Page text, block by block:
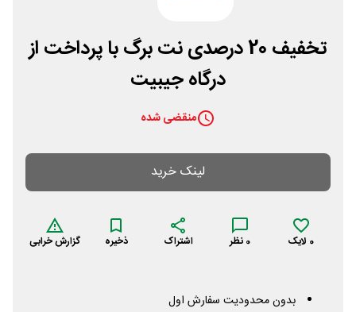
تخفیف 20 درصدی نت برگ با پرداخت از
درگاه جیبیت
منقضی شده
لینک خرید
0 لایک 0 نظر اشتراک ذخیره گزارش خرابی
بدون محدودیت سفارش اول